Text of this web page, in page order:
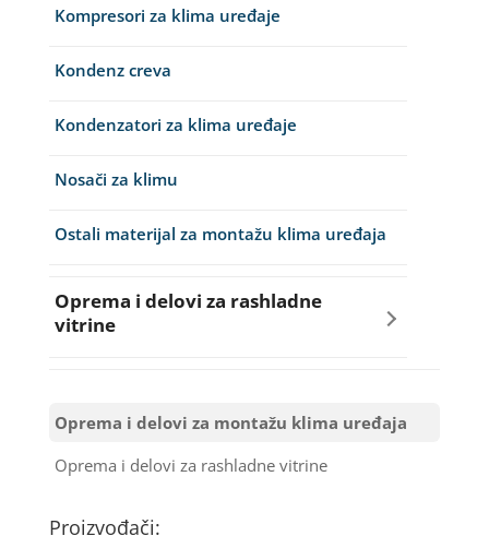
Termostati i hidrostati za veš mašine
Točkići za sudo mašine
Kompresori za klima uređaje
Kondenz creva
Kondenzatori za klima uređaje
Nosači za klimu
Ostali materijal za montažu klima uređaja
Oprema i delovi za rashladne
vitrine
Ventilatori za rashladne vitrine
Oprema i delovi za montažu klima uređaja
Oprema i delovi za rashladne vitrine
Proizvođači: